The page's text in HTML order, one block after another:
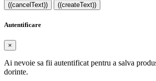
((cancelText)) ((createText))
Autentificare
×
Ai nevoie sa fii autentificat pentru a salva
dorinte.